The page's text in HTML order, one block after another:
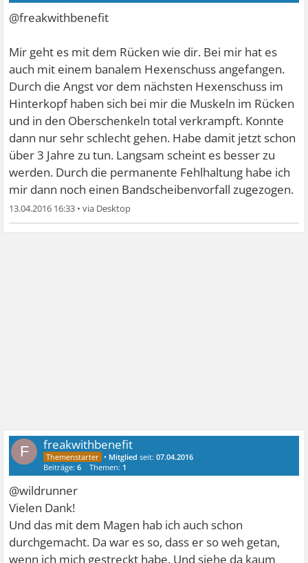
@freakwithbenefit
Mir geht es mit dem Rücken wie dir. Bei mir hat es
auch mit einem banalem Hexenschuss angefangen.
Durch die Angst vor dem nächsten Hexenschuss im
Hinterkopf haben sich bei mir die Muskeln im Rücken
und in den Oberschenkeln total verkrampft. Konnte
dann nur sehr schlecht gehen. Habe damit jetzt schon
über 3 Jahre zu tun. Langsam scheint es besser zu
werden. Durch die permanente Fehlhaltung habe ich
mir dann noch einen Bandscheibenvorfall zugezogen.
13.04.2016 16:33 •
F freakwithbenefit
• Mitglied seit:07.04.2016
Beiträge:6 Themen: 1
@wildrunner
Vielen Dank!
Und das mit dem Magen hab ich auch schon
durchgemacht. Da war es so, dass er so weh getan,
wenn ich mich gestreckt habe. Und siehe da kaum